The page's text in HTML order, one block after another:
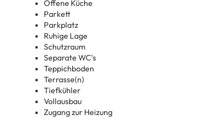
Offene Küche
Parkett
Parkplatz
Ruhige Lage
Schutzraum
Separate WC's
Teppichboden
Terrasse(n)
Tiefkühler
Vollausbau
Zugang zur Heizung